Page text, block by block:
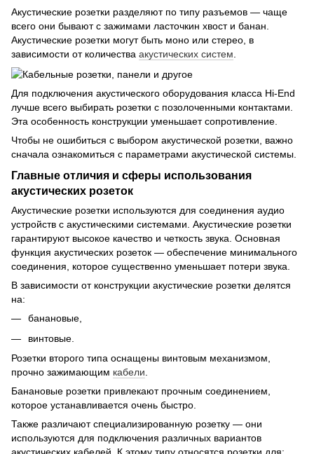
Акустические розетки разделяют по типу разъемов — чаще
всего они бывают с зажимами ласточкин хвост и банан.
Акустические розетки могут быть моно или стерео, в
зависимости от количества акустических систем.
Для подключения акустического оборудования класса Hi-End
лучше всего выбирать розетки с позолоченными контактами.
Эта особенность конструкции уменьшает сопротивление.
Чтобы не ошибиться с выбором акустической розетки, важно
сначала ознакомиться с параметрами акустической системы.
Главные отличия и сферы использования
акустических розеток
Акустические розетки используются для соединения аудио
устройств с акустическими системами. Акустические розетки
гарантируют высокое качество и четкость звука. Основная
функция акустических розеток — обеспечение минимального
соединения, которое существенно уменьшает потери звука.
В зависимости от конструкции акустические розетки делятся
на:
банановые,
винтовые.
Розетки второго типа оснащены винтовым механизмом,
прочно зажимающим кабели
Банановые розетки привлекают прочным соединением,
которое устанавливается очень быстро.
Также различают специализированную розетку — они
используются для подключения различных вариантов